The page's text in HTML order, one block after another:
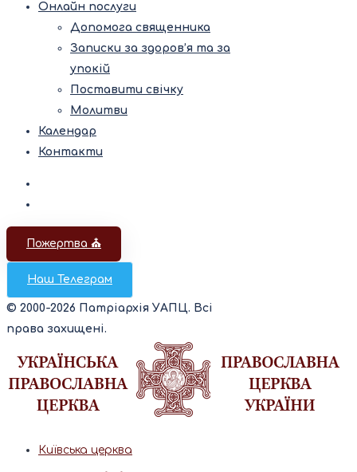
Онлайн послуги
Допомога священника
Записки за здоров’я та за
упокій
Поставити свічку
Молитви
Календар
Контакти
Пожертва ⛪️
Наш Телеграм
© 2000-2026 Патріархія УАПЦ. Всі
права захищені.
Київська церква